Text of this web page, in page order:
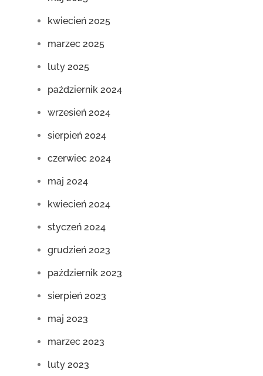
kwiecień 2025
marzec 2025
luty 2025
październik 2024
wrzesień 2024
sierpień 2024
czerwiec 2024
maj 2024
kwiecień 2024
styczeń 2024
grudzień 2023
październik 2023
sierpień 2023
maj 2023
marzec 2023
luty 2023